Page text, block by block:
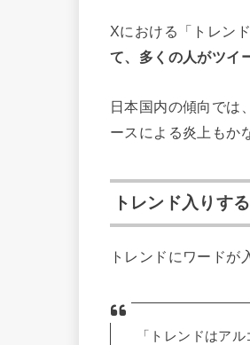
Xにおける「トレンド
て、多くの人がツイ
日本国内の傾向では
ースによる炎上もか
トレンド入りす
トレンドにワードが
「トレンドはア